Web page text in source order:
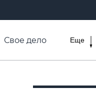
Свое дело
Еще